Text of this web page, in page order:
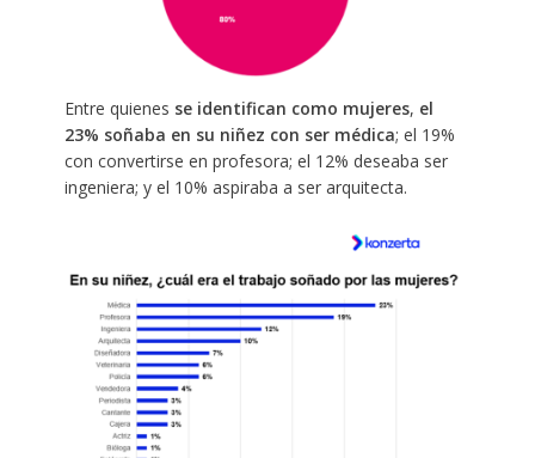
Entre quienes se identifican como mujeres, el
23% soñaba en su niñez con ser médica; el 19%
con convertirse en profesora; el 12% deseaba ser
ingeniera; y el 10% aspiraba a ser arquitecta.